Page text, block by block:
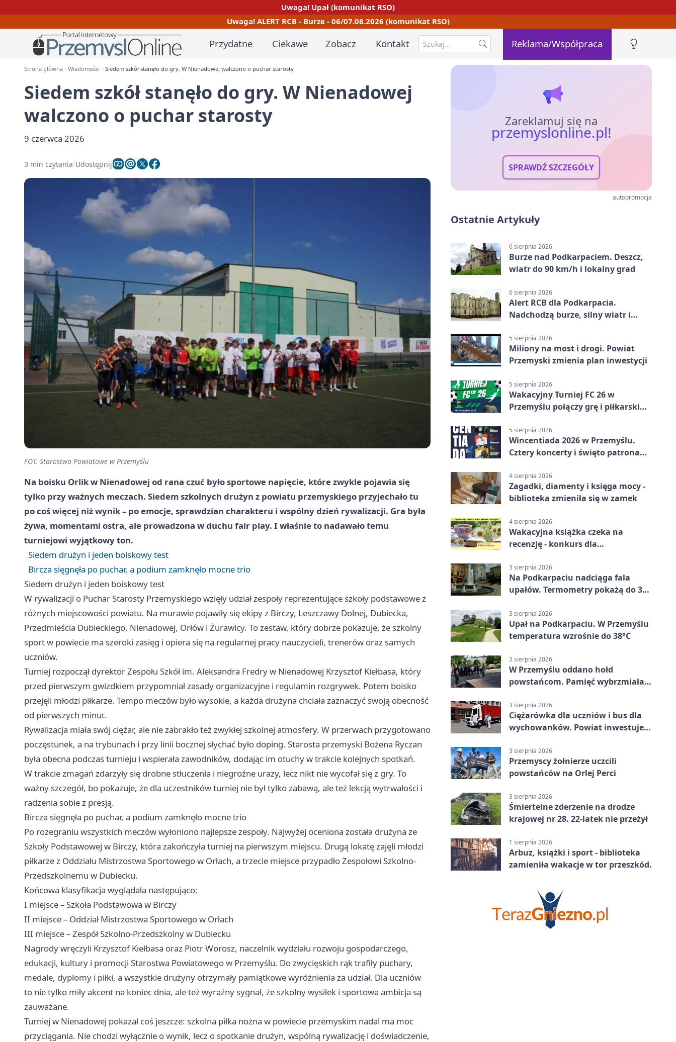
Uwaga! Upał (komunikat RSO)
Uwaga! ALERT RCB - Burze - 06/07.08.2026 (komunikat RSO)
Przydatne Ciekawe Zobacz Kontakt Reklama/Współpraca
Strona główna Wiadomości Siedem szkół stanęło do gry. W Nienadowej walczono o puchar starosty
Siedem szkół stanęło do gry. W Nienadowej
walczono o puchar starosty
9 czerwca 2026
3 min czytania Udostępnij
FOT. Starostwo Powiatowe w Przemyślu
Na boisku Orlik w Nienadowej od rana czuć było sportowe napięcie, które zwykle pojawia się
tylko przy ważnych meczach. Siedem szkolnych drużyn z powiatu przemyskiego przyjechało tu
po coś więcej niż wynik – po emocje, sprawdzian charakteru i wspólny dzień rywalizacji. Gra była
żywa, momentami ostra, ale prowadzona w duchu fair play. I właśnie to nadawało temu
turniejowi wyjątkowy ton.
Siedem drużyn i jeden boiskowy test
Bircza sięgnęła po puchar, a podium zamknęło mocne trio
Siedem drużyn i jeden boiskowy test
W rywalizacji o Puchar Starosty Przemyskiego wzięły udział zespoły reprezentujące szkoły podstawowe z
różnych miejscowości powiatu. Na murawie pojawiły się ekipy z Birczy, Leszczawy Dolnej, Dubiecka,
Przedmieścia Dubieckiego, Nienadowej, Orłów i Żurawicy. To zestaw, który dobrze pokazuje, że szkolny
sport w powiecie ma szeroki zasięg i opiera się na regularnej pracy nauczycieli, trenerów oraz samych
uczniów.
Turniej rozpoczął dyrektor Zespołu Szkół im. Aleksandra Fredry w Nienadowej Krzysztof Kiełbasa, który
przed pierwszym gwizdkiem przypomniał zasady organizacyjne i regulamin rozgrywek. Potem boisko
przejęli młodzi piłkarze. Tempo meczów było wysokie, a każda drużyna chciała zaznaczyć swoją obecność
od pierwszych minut.
Rywalizacja miała swój ciężar, ale nie zabrakło też zwykłej szkolnej atmosfery. W przerwach przygotowano
poczęstunek, a na trybunach i przy linii bocznej słychać było doping. Starosta przemyski Bożena Ryczan
była obecna podczas turnieju i wspierała zawodników, dodając im otuchy w trakcie kolejnych spotkań.
W trakcie zmagań zdarzyły się drobne stłuczenia i niegroźne urazy, lecz nikt nie wycofał się z gry. To
ważny szczegół, bo pokazuje, że dla uczestników turniej nie był tylko zabawą, ale też lekcją wytrwałości i
radzenia sobie z presją.
Bircza sięgnęła po puchar, a podium zamknęło mocne trio
Po rozegraniu wszystkich meczów wyłoniono najlepsze zespoły. Najwyżej oceniona została drużyna ze
Szkoły Podstawowej w Birczy, która zakończyła turniej na pierwszym miejscu. Drugą lokatę zajęli młodzi
piłkarze z Oddziału Mistrzostwa Sportowego w Orłach, a trzecie miejsce przypadło Zespołowi Szkolno-
Przedszkolnemu w Dubiecku.
Końcowa klasyfikacja wyglądała następująco:
I miejsce – Szkoła Podstawowa w Birczy
II miejsce – Oddział Mistrzostwa Sportowego w Orłach
III miejsce – Zespół Szkolno-Przedszkolny w Dubiecku
Nagrody wręczyli Krzysztof Kiełbasa oraz Piotr Worosz, naczelnik wydziału rozwoju gospodarczego,
edukacji, kultury i promocji Starostwa Powiatowego w Przemyślu. Do zwycięskich rąk trafiły puchary,
medale, dyplomy i piłki, a wszystkie drużyny otrzymały pamiątkowe wyróżnienia za udział. Dla uczniów
to nie tylko miły akcent na koniec dnia, ale też wyraźny sygnał, że szkolny wysiłek i sportowa ambicja są
zauważane.
Turniej w Nienadowej pokazał coś jeszcze: szkolna piłka nożna w powiecie przemyskim nadal ma moc
przyciągania. Nie chodzi wyłącznie o wynik, lecz o spotkanie drużyn, wspólną rywalizację i doświadczenie,
Zareklamuj się na
przemyslonline.pl!
SPRAWDŹ SZCZEGÓŁY
autopromocja
Ostatnie Artykuły
6 sierpnia 2026
Burze nad Podkarpaciem. Deszcz,
wiatr do 90 km/h i lokalny grad
6 sierpnia 2026
Alert RCB dla Podkarpacia.
Nadchodzą burze, silny wiatr i
5 sierpnia 2026
Miliony na most i drogi. Powiat
Przemyski zmienia plan inwestycji
5 sierpnia 2026
Wakacyjny Turniej FC 26 w
Przemyślu połączy grę i piłkarski
5 sierpnia 2026
Wincentiada 2026 w Przemyślu.
Cztery koncerty i święto patrona
4 sierpnia 2026
Zagadki, diamenty i księga mocy -
biblioteka zmieniła się w zamek
4 sierpnia 2026
Wakacyjna książka czeka na
recenzję - konkurs dla
3 sierpnia 2026
Na Podkarpaciu nadciąga fala
upałów. Termometry pokażą do 36
3 sierpnia 2026
Upał na Podkarpaciu. W Przemyślu
temperatura wzrośnie do 38°C
3 sierpnia 2026
W Przemyślu oddano hołd
powstańcom. Pamięć wybrzmiała
3 sierpnia 2026
Ciężarówka dla uczniów i bus dla
wychowanków. Powiat inwestuje
3 sierpnia 2026
Przemyscy żołnierze uczcili
powstańców na Orlej Perci
3 sierpnia 2026
Śmiertelne zderzenie na drodze
krajowej nr 28. 22-latek nie przeżył
1 sierpnia 2026
Arbuz, książki i sport - biblioteka
zamieniła wakacje w tor przeszkód.